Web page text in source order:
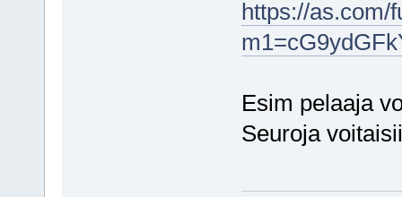
https://as.com/
Esim pelaaja
Seuroja